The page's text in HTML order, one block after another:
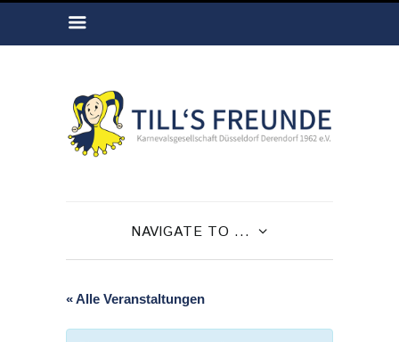
NAVIGATE TO ...
« Alle Veranstaltungen